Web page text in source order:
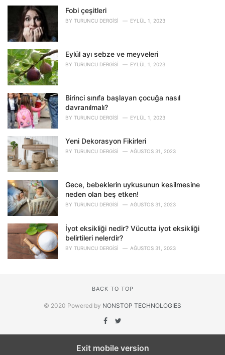
e
:
Fobi çeşitleri
BY TURUNCU DERGISI EYLÜL 1, 2023
Eylül ayı sebze ve meyveleri
BY TURUNCU DERGISI EYLÜL 1, 2023
Birinci sınıfa başlayan çocuğa nasıl
davranılmalı?
BY TURUNCU DERGISI EYLÜL 1, 2023
Yeni Dekorasyon Fikirleri
BY TURUNCU DERGISI AĞUSTOS 31, 2023
Gece, bebeklerin uykusunun kesilmesine
neden olan beş etken!
BY TURUNCU DERGISI AĞUSTOS 31, 2023
İyot eksikliği nedir? Vücutta iyot eksikliği
belirtileri nelerdir?
BY TURUNCU DERGISI AĞUSTOS 31, 2023
BACK TO TOP
© 2020 Powered by NONSTOP TECHNOLOGIES
Exit mobile version